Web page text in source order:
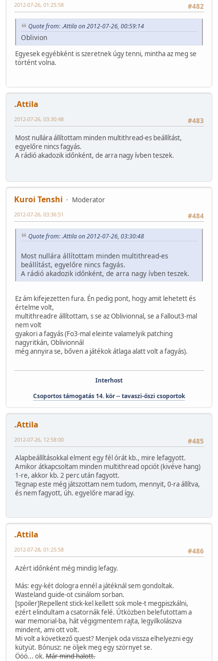
#482
2012-07-26, 01:25:58
Quote from: .Attila on 2012-07-26, 00:59:14
Oblivion
Egyesek egyébként is szeretnek úgy tenni, mintha az meg se
történt volna.
.Attila
#483
2012-07-26, 03:30:48
Most nullára állítottam minden multithread-es beállítást,
egyelőre nincs fagyás.
A rádió akadozik időnként, de arra nagy ívben teszek.
Kuroi Tenshi
Moderator
#484
2012-07-26, 03:36:51
Quote from: .Attila on 2012-07-26, 03:30:48
Most nullára állítottam minden multithread-es
beállítást, egyelőre nincs fagyás.
A rádió akadozik időnként, de arra nagy ívben teszek.
Ez ám kifejezetten fura. Én pedig pont, hogy amit lehetett és
értelme volt,
multithreadre állítottam, s se az Oblivionnal, se a Fallout3-mal
nem volt
gyakori a fagyás (Fo3-mal eleinte valamelyik patching
nagyritkán, Oblivionnál
még annyira se, bőven a játékok átlaga alatt volt a fagyás).
Interhost
Csoportos támogatás 14. kör -- tavaszi-őszi csoportok
.Attila
#485
2012-07-26, 12:58:00
Alapbeállításokkal elment egy fél órát kb., mire lefagyott.
Amikor átkapcsoltam minden multithread opciót (kivéve hang)
1-re, akkor kb. 2 perc után fagyott.
Tegnap este még játszottam nem tudom, mennyit, 0-ra állítva,
és nem fagyott, úh. egyelőre marad így.
.Attila
#486
2012-07-28, 01:25:58
Azért időnként még mindig lefagy.
Más: egy-két dologra ennél a játéknál sem gondoltak.
Wasteland guide-ot csinálom sorban.
[spoiler]Repellent stick-kel kellett sok mole-t megpiszkálni,
ezért elindultam a csatornák felé. Útközben belefutottam a
war memorial-ba, hát végigmentem rajta, legyilkolászva
mindent, ami ott volt.
Mi volt a következő quest? Menjek oda vissza elhelyezni egy
kütyüt. Bónusz: ne öljek meg egy szörnyet se.
Ööö... ok. Már mind halott.